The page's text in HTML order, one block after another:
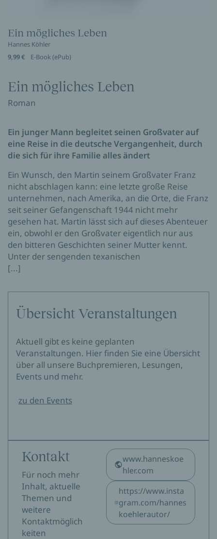
Ein mögliches Leben
Hannes Köhler
9,99 €
E-Book (ePub)
Ein mögliches Leben
Roman
Ein junger Mann begleitet seinen Großvater auf
eine Reise in die deutsche Vergangenheit, durch
die sich für ihre Familie alles ändert
Ein Wunsch, den Martin seinem Großvater Franz
nicht abschlagen kann: eine letzte große Reise
unternehmen, nach Amerika, an die Orte, die Franz
seit seiner Gefangenschaft 1944 nicht mehr
gesehen hat. Martin lässt sich auf dieses Abenteuer
ein, obwohl er den Großvater eigentlich nur aus
den bitteren Geschichten seiner Mutter kennt.
Unter der sengenden texanischen
[...]
Übersicht Veranstaltungen
Aktuell gibt es keine geplanten
Veranstaltungen. Hier finden Sie eine Übersicht
über all unsere Buchpremieren, Lesungen,
Events und mehr.
zu den Events
Kontakt
Für noch mehr
Inhalt, aktuelle
Themen und
weitere
Kontaktmöglich
keiten
www.hanneskoe
hler.com
https://www.insta
gram.com/hannes
koehlerautor/